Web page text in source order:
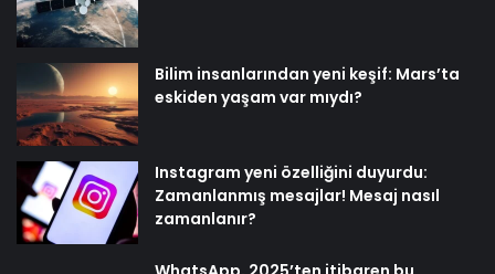
Bilim insanlarından yeni keşif: Mars’ta
eskiden yaşam var mıydı?
Instagram yeni özelliğini duyurdu:
Zamanlanmış mesajlar! Mesaj nasıl
zamanlanır?